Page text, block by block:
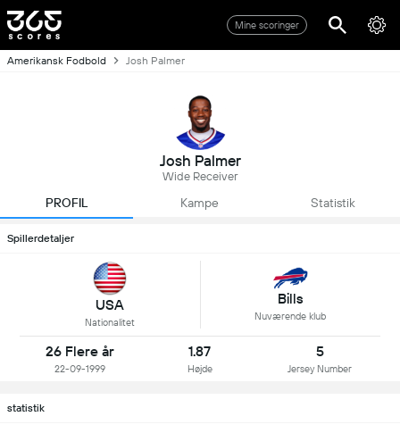
Mine scoringer
Amerikansk Fodbold Josh Palmer
Josh Palmer
Wide Receiver
PROFIL Kampe Statistik
Spillerdetaljer
USA
Nationalitet
Bills
Nuværende klub
26 Flere år
22-09-1999
1.87
Højde
5
Jersey Number
statistik